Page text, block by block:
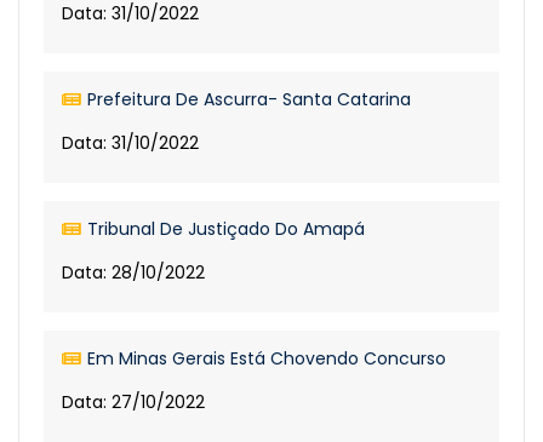
Data: 31/10/2022
Prefeitura De Ascurra- Santa Catarina
Data: 31/10/2022
Tribunal De Justiçado Do Amapá
Data: 28/10/2022
Em Minas Gerais Está Chovendo Concurso
Data: 27/10/2022